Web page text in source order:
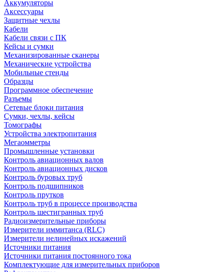
Аккумуляторы
Аксессуары
Защитные чехлы
Кабели
Кабели связи с ПК
Кейсы и сумки
Механизированные сканеры
Механические устройства
Мобильные стенды
Образцы
Программное обеспечение
Разъемы
Сетевые блоки питания
Сумки, чехлы, кейсы
Томографы
Устройства электропитания
Мегаомметры
Промышленные установки
Контроль авиационных валов
Контроль авиационных дисков
Контроль буровых труб
Контроль подшипников
Контроль прутков
Контроль труб в процессе производства
Контроль шестигранных труб
Радиоизмерительные приборы
Измерители иммитанса (RLC)
Измерители нелинейных искажений
Источники питания
Источники питания постоянного тока
Комплектующие для измерительных приборов